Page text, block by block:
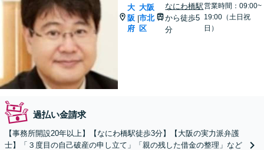
大
阪
府
|
大阪
市北
区
なにわ橋駅
から徒歩5
分
営業時間：09:00~
19:00（土日祝
日）
過払い金請求
【事務所開設20年以上】【なにわ橋駅徒歩3分】【大阪の実力派弁護
士】「３度目の自己破産の申し立て」「親の残した借金の整理」など